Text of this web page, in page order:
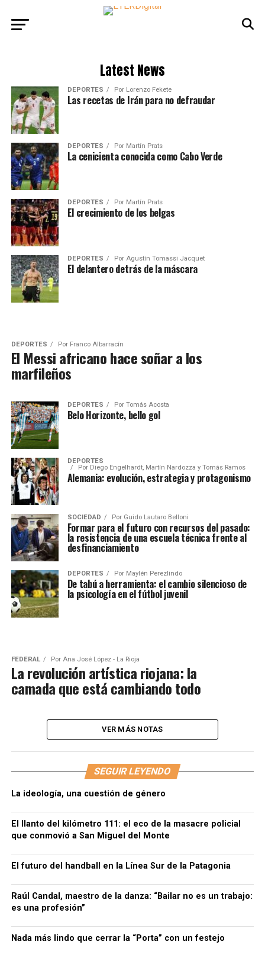
Latest News
DEPORTES Por Lorenzo Fekete
Las recetas de Irán para no defraudar
DEPORTES Por Martín Prats
La cenicienta conocida como Cabo Verde
DEPORTES Por Martín Prats
El crecimiento de los belgas
DEPORTES Por Agustín Tomassi Jacquet
El delantero detrás de la máscara
DEPORTES Por Franco Albarracín
El Messi africano hace soñar a los
marfileños
DEPORTES Por Tomás Acosta
Belo Horizonte, bello gol
DEPORTES
Por Diego Engelhardt, Martín Nardozza y Tomás Ramos
Alemania: evolución, estrategia y protagonismo
SOCIEDAD Por Guido Lautaro Belloni
Formar para el futuro con recursos del pasado:
la resistencia de una escuela técnica frente al
desfinanciamiento
DEPORTES Por Maylén Perezlindo
De tabú a herramienta: el cambio silencioso de
la psicología en el fútbol juvenil
FEDERAL Por Ana José López - La Rioja
La revolución artística riojana: la
camada que está cambiando todo
VER MÁS NOTAS
SEGUIR LEYENDO
La ideología, una cuestión de género
El llanto del kilómetro 111: el eco de la masacre policial
que conmovió a San Miguel del Monte
El futuro del handball en la Línea Sur de la Patagonia
Raúl Candal, maestro de la danza: “Bailar no es un trabajo:
es una profesión”
Nada más lindo que cerrar la “Porta” con un festejo